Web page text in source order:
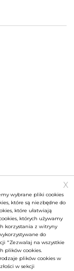
w
świat
motyli,
z naszej woli
błędem.
intensywnie
lokalizacji. Z
prywatności|
cookie
CZ03962181
X
wybrane pliki cookies
które są niezbędne do
które ułatwiają
których używamy
korzystania z witryny
do
"Zezwalaj na wszystkie
plików cookies.
plików cookies w
w sekcji